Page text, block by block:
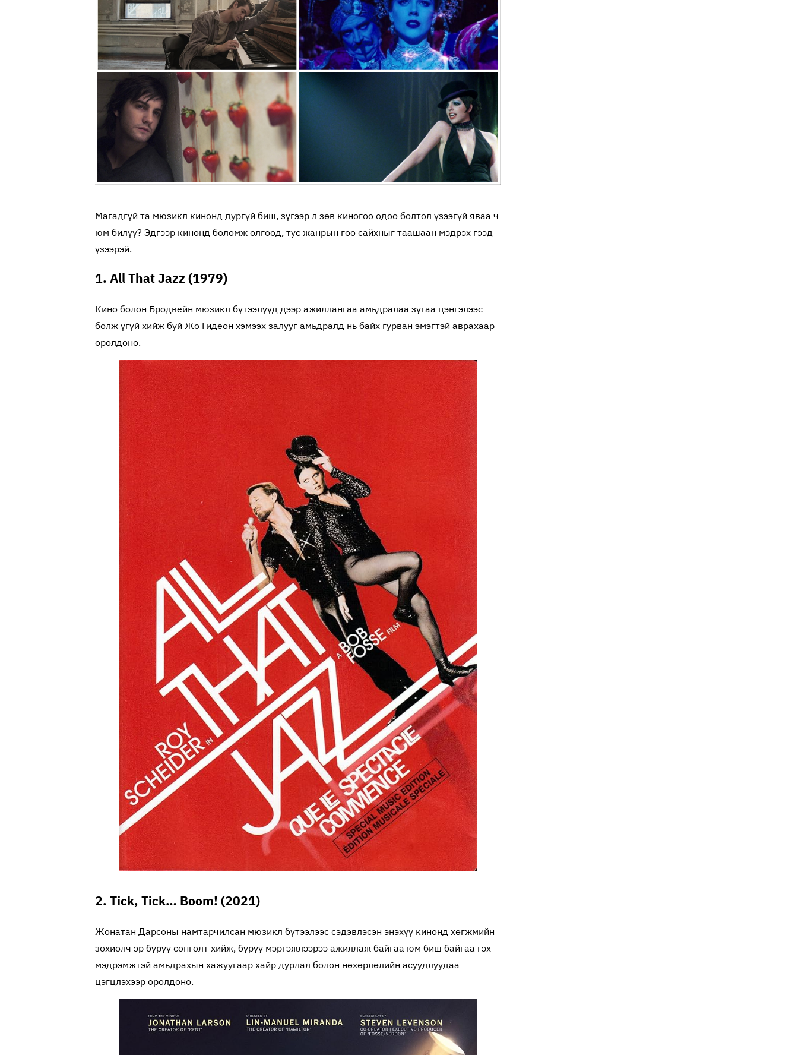
Магадгүй та мюзикл кинонд дургүй биш, зүгээр л зөв киногоо одоо болтол үзээгүй яваа ч
юм билүү? Эдгээр кинонд боломж олгоод, тус жанрын гоо сайхныг таашаан мэдрэх гээд
үзээрэй.
1. All That Jazz (1979)
Кино болон Бродвейн мюзикл бүтээлүүд дээр ажиллангаа амьдралаа зугаа цэнгэлээс
болж үгүй хийж буй Жо Гидеон хэмээх залууг амьдралд нь байх гурван эмэгтэй аврахаар
оролдоно.
2. Tick, Tick… Boom! (2021)
Жонатан Дарсоны намтарчилсан мюзикл бүтээлээс сэдэвлэсэн энэхүү кинонд хөгжмийн
зохиолч эр буруу сонголт хийж, буруу мэргэжлээрээ ажиллаж байгаа юм биш байгаа гэх
мэдрэмжтэй амьдрахын хажуугаар хайр дурлал болон нөхөрлөлийн асуудлуудаа
цэгцлэхээр оролдоно.